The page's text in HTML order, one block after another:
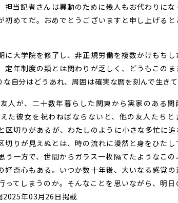
担当記者さんは異動のために幾人もお代わりにな
初めてだ。おめでとうございますと申し上げると
大学院を修了し、非正規労働を複数かけもちし
定年制度の類とは関わりが乏しく、どうもこのま
自分はどうあれ、周囲は確実な暦を刻んで生きて
人が、二十数年暮らした関東から実家のある関
た彼女を祝わねばならないと、他の友人たちと
区切りがあるが、わたしのように小さな多忙に追
切りが見えぬとは、時の流れに漫然と身をひたし
う一方で、世間からガラス一枚隔てたようなこの
好奇心もある。いつか数十年後、大いなる感覚の
ってしまうのか。そんなことを思いながら、明日
2025年03月26日掲載